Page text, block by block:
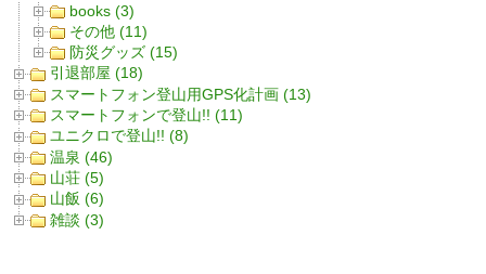
books (3)
その他 (11)
防災グッズ (15)
引退部屋 (18)
スマートフォン登山用GPS化計画 (13)
スマートフォンで登山!! (11)
ユニクロで登山!! (8)
温泉 (46)
山荘 (5)
山飯 (6)
雑談 (3)